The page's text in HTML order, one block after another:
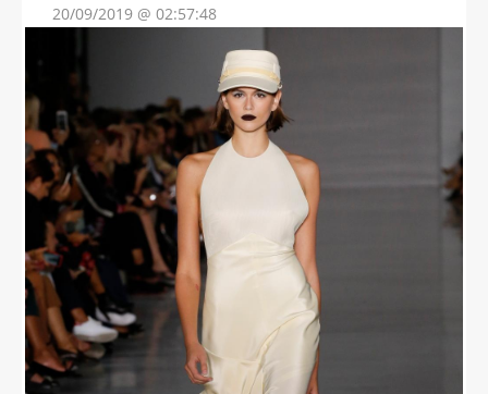
20/09/2019 @ 02:57:48